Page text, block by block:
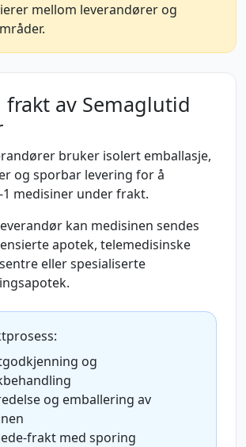
mellom leverandører og
frakt av Semaglutid
bruker isolert emballasje,
og sporbar levering for å
1 medisiner under frakt.
kan medisinen sendes
apotek, telemedisinske
eller spesialiserte
og
og emballering av
frakt med sporing